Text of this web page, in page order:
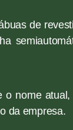
de
nome
da empresa.